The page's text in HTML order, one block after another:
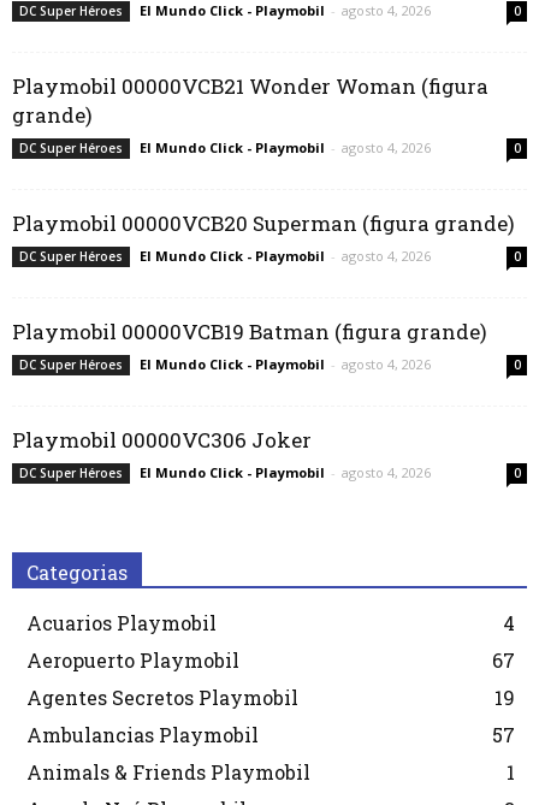
DC Super Héroes El Mundo Click - Playmobil - agosto 4, 2026 0
Playmobil 00000VCB21 Wonder Woman (figura
grande)
DC Super Héroes El Mundo Click - Playmobil - agosto 4, 2026 0
Playmobil 00000VCB20 Superman (figura grande)
DC Super Héroes El Mundo Click - Playmobil - agosto 4, 2026 0
Playmobil 00000VCB19 Batman (figura grande)
DC Super Héroes El Mundo Click - Playmobil - agosto 4, 2026 0
Playmobil 00000VC306 Joker
DC Super Héroes El Mundo Click - Playmobil - agosto 4, 2026 0
Categorias
Acuarios Playmobil
4
Aeropuerto Playmobil
67
Agentes Secretos Playmobil
19
Ambulancias Playmobil
57
Animals & Friends Playmobil
1